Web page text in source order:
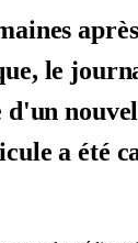
le
d'un
a été